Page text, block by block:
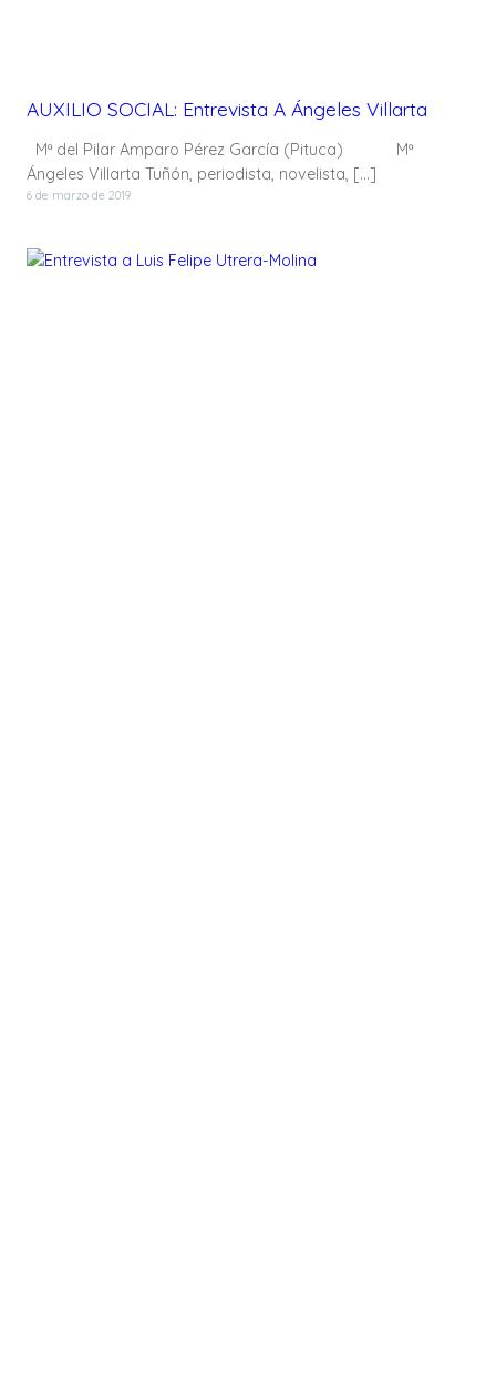
AUXILIO SOCIAL: Entrevista A Ángeles Villarta
Mª del Pilar Amparo Pérez García (Pituca) Mª
Ángeles Villarta Tuñón, periodista, novelista, […]
6 de marzo de 2019